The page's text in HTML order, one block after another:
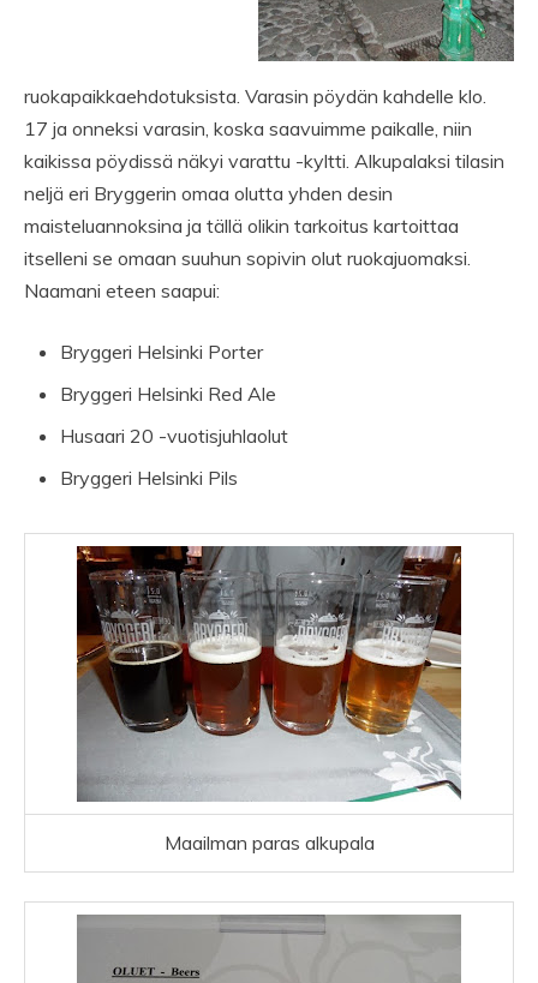
ruokapaikkaehdotuksista. Varasin pöydän kahdelle klo.
17 ja onneksi varasin, koska saavuimme paikalle, niin
kaikissa pöydissä näkyi varattu -kyltti. Alkupalaksi tilasin
neljä eri Bryggerin omaa olutta yhden desin
maisteluannoksina ja tällä olikin tarkoitus kartoittaa
itselleni se omaan suuhun sopivin olut ruokajuomaksi.
Naamani eteen saapui:
Bryggeri Helsinki Porter
Bryggeri Helsinki Red Ale
Husaari 20 -vuotisjuhlaolut
Bryggeri Helsinki Pils
Maailman paras alkupala